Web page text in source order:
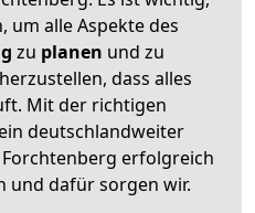
um alle Aspekte des
zu planen und zu
dass alles
Mit der richtigen
deutschlandweiter
erfolgreich
dafür sorgen wir.